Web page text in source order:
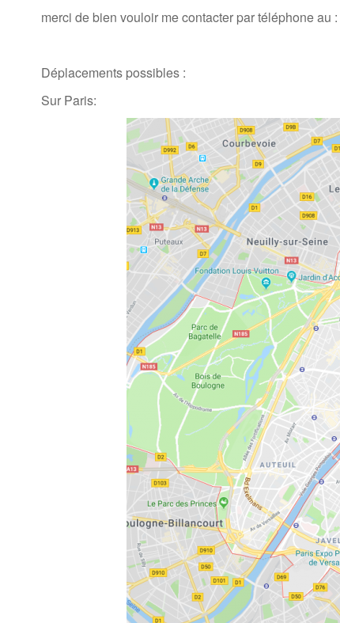
merci de bien vouloir me contacter par téléphone au :
Déplacements possibles :
Sur Paris: